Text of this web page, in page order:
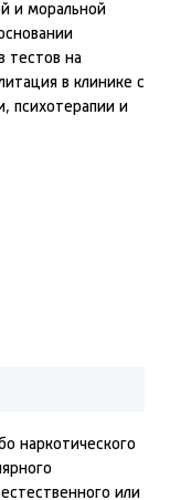
и моральной
тестов на
в клинике с
психотерапии и
наркотического
или